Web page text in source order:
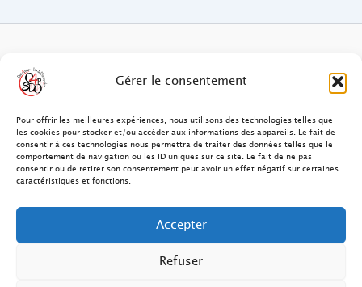
Gérer le consentement
Pour offrir les meilleures expériences, nous utilisons des technologies telles que
les cookies pour stocker et/ou accéder aux informations des appareils. Le fait de
consentir à ces technologies nous permettra de traiter des données telles que le
comportement de navigation ou les ID uniques sur ce site. Le fait de ne pas
consentir ou de retirer son consentement peut avoir un effet négatif sur certaines
caractéristiques et fonctions.
Accepter
Refuser
Contact
FAQ Ostéopathie Humaine
Mentions Légales